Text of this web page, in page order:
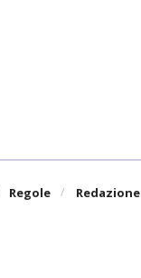
Regole Redazione